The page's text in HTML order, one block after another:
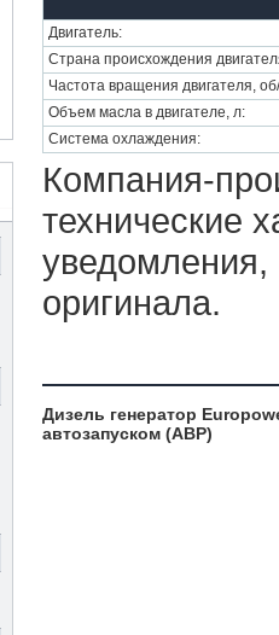
Двигатель:
Страна происхождения
Частота вращения двигателя,
Объем масла в двигателе, л:
Система охлаждения:
Компания-
технические
уведомления,
оригинала.
Дизель генератор
автозапуском (АВР)